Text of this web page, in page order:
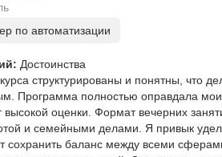
я применял полученные знания
с помощью подсказок экспертов мне
бы отметить, что эксперты
Это создает приятную
над улучшением
по автоматизации
Достоинства
структурированы и понятны, что
Программа полностью оправдала
высокой оценки. Формат вечерних
и семейными делами. Я привык
сохранить баланс между всеми